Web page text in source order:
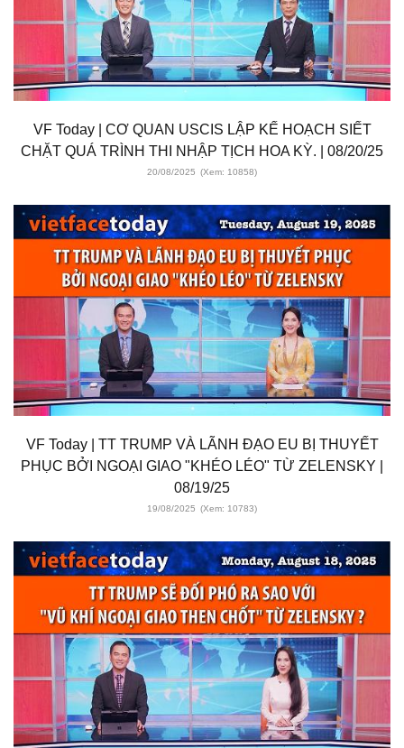
VF Today | CƠ QUAN USCIS LẬP KẾ HOẠCH SIẾT
CHẶT QUÁ TRÌNH THI NHẬP TỊCH HOA KỲ. | 08/20/25
20/08/2025 (Xem: 10858)
VF Today | TT TRUMP VÀ LÃNH ĐẠO EU BỊ THUYẾT
PHỤC BỞI NGOẠI GIAO "KHÉO LÉO" TỪ ZELENSKY |
08/19/25
19/08/2025 (Xem: 10783)